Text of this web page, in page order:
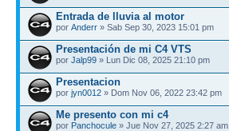
Entrada de lluvia al motor
por Anderr » Sab Sep 30, 2023 15:01 pm
Presentación de mi C4 VTS
por Jalp99 » Lun Dic 08, 2025 21:10 pm
Presentacion
por jyn0012 » Dom Nov 06, 2022 23:42 pm
Me presento con mi c4
por Panchocule » Jue Nov 27, 2025 2:27 am